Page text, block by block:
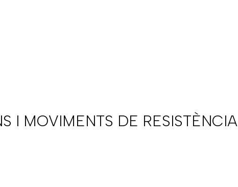
I MOVIMENTS DE RESISTÈNCIA